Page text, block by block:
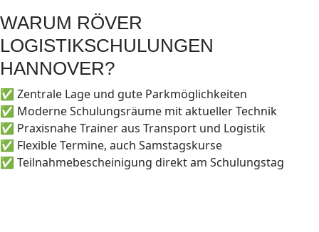
WARUM RÖVER
LOGISTIKSCHULUNGEN
HANNOVER?
✅ Zentrale Lage und gute Parkmöglichkeiten
✅ Moderne Schulungsräume mit aktueller Technik
✅ Praxisnahe Trainer aus Transport und Logistik
✅ Flexible Termine, auch Samstagskurse
✅ Teilnahmebescheinigung direkt am Schulungstag